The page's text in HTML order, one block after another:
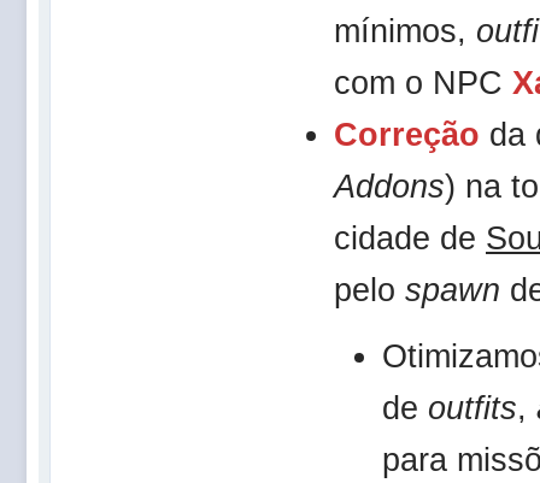
mínimos,
com o NPC
Correção da
Addons) na
cidade de
pelo spawn
de outfits,
para